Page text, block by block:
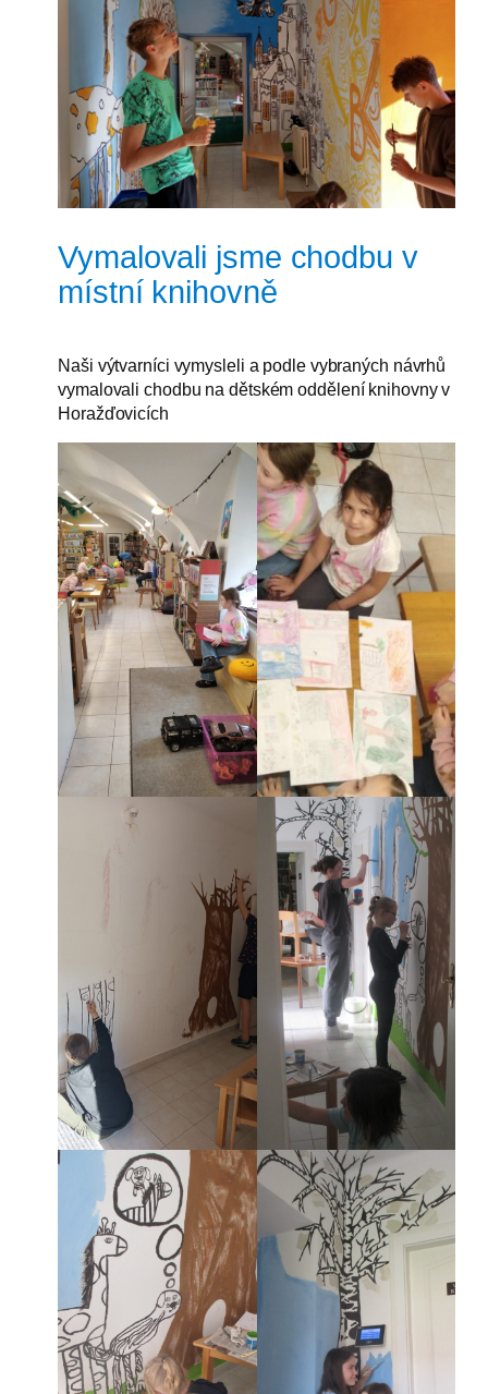
Vymalovali jsme chodbu v
místní knihovně
Naši výtvarníci vymysleli a podle vybraných návrhů
vymalovali chodbu na dětském oddělení knihovny v
Horažďovicích